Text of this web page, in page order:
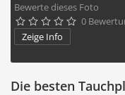
Bewerte dieses Foto
     0
Zeige Info
Die besten